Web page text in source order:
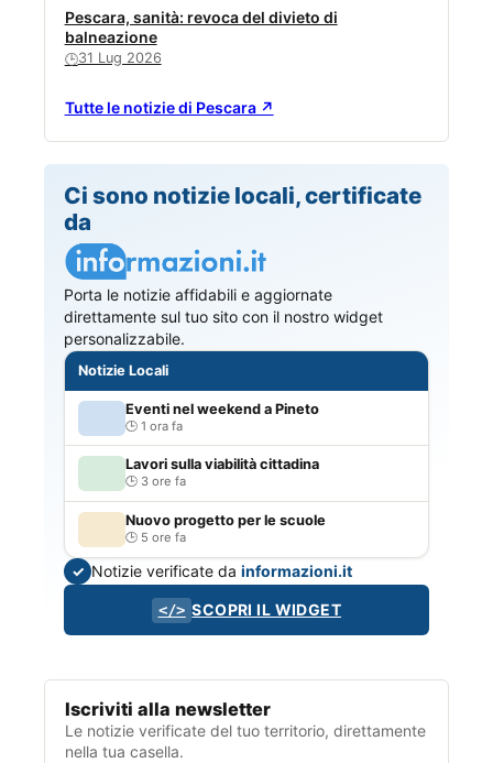
Pescara, sanità: revoca del divieto di
balneazione
🕒31 Lug 2026
Tutte le notizie di Pescara ↗
Ci sono notizie locali, certificate
da
Porta le notizie affidabili e aggiornate
direttamente sul tuo sito con il nostro widget
personalizzabile.
Notizie Locali
Eventi nel weekend a Pineto
1 ora fa
Lavori sulla viabilità cittadina
3 ore fa
Nuovo progetto per le scuole
5 ore fa
✓ Notizie verificate dainformazioni.it
</> SCOPRI IL WIDGET
Iscriviti alla newsletter
Le notizie verificate del tuo territorio, direttamente
nella tua casella.